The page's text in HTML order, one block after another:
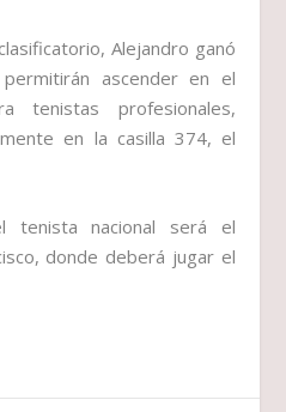
Alejandro ganó
ascender en el
tenistas profesionales,
en la casilla 374, el
tenista nacional será el
donde deberá jugar el